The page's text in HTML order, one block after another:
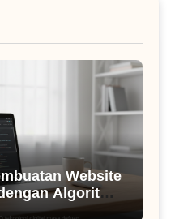
Website
Algoritma